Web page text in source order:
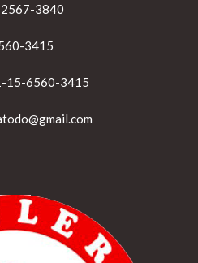
2567-3840
3415
15-6560-3415